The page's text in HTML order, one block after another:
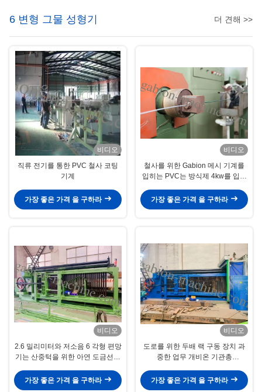
6 변형 그물 성형기 더 견해 >>
비디오
직류 전기를 통한 PVC 철사 코팅
기계
가장 좋은 가격 을 구하라
비디오
철사를 위한 Gabion 메시 기계를
입히는 PVC는 방식제 4kw를 입혔
가장 좋은 가격 을 구하라
비디오
2.6 밀리미터와 저소음 6 각형 편망
기는 산중턱을 위한 아연 도금선을
가장 좋은 가격 을 구하라
비디오
도로를 위한 두배 랙 구동 장치 과
중한 업무 개비온 기관총
가장 좋은 가격 을 구하라